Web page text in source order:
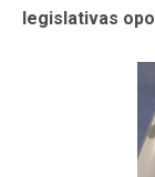
legislativas